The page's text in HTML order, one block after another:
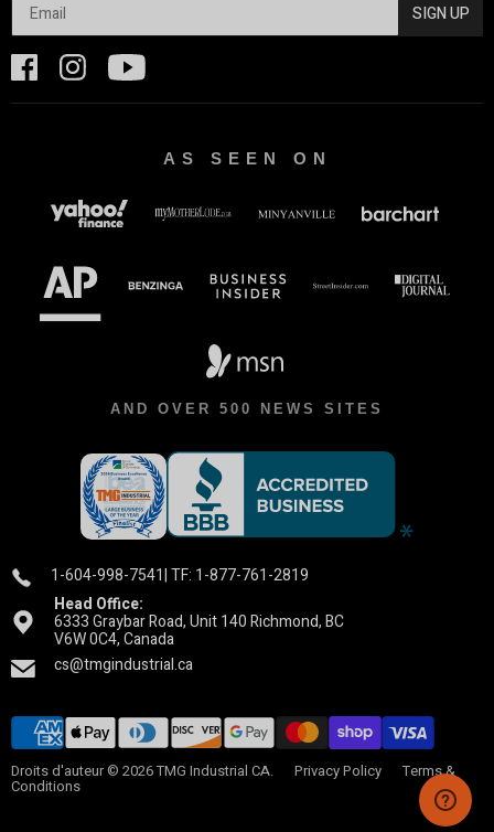
SIGN UP
AS SEEN ON
AND OVER 500 NEWS SITES
1-604-998-7541| TF: 1-877-761-2819
Head Office:
6333 Graybar Road, Unit 140 Richmond, BC
V6W 0C4, Canada
cs@tmgindustrial.ca
Droits d'auteur © 2026 TMG Industrial CA. Privacy Policy Terms &
Conditions